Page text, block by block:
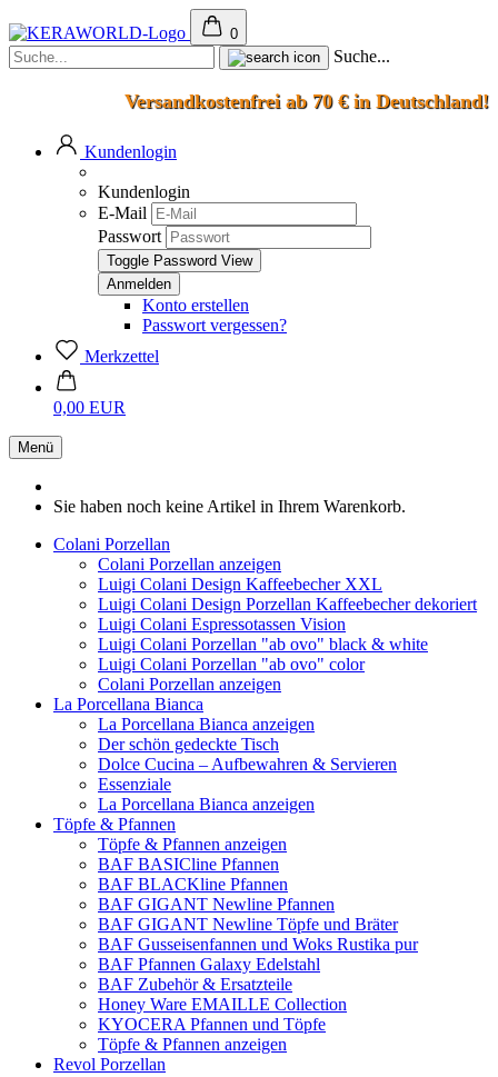
0
Suche...
Versandkostenfrei ab 70 € in Deutschland!
Kundenlogin
Kundenlogin
E-Mail
Passwort
Toggle Password View
Konto erstellen
Passwort vergessen?
Merkzettel
0,00 EUR
Menü
Sie haben noch keine Artikel in Ihrem Warenkorb.
Colani Porzellan
Colani Porzellan anzeigen
Luigi Colani Design Kaffeebecher XXL
Luigi Colani Design Porzellan Kaffeebecher dekoriert
Luigi Colani Espressotassen Vision
Luigi Colani Porzellan "ab ovo" black & white
Luigi Colani Porzellan "ab ovo" color
Colani Porzellan anzeigen
La Porcellana Bianca
La Porcellana Bianca anzeigen
Der schön gedeckte Tisch
Dolce Cucina – Aufbewahren & Servieren
Essenziale
La Porcellana Bianca anzeigen
Töpfe & Pfannen
Töpfe & Pfannen anzeigen
BAF BASICline Pfannen
BAF BLACKline Pfannen
BAF GIGANT Newline Pfannen
BAF GIGANT Newline Töpfe und Bräter
BAF Gusseisenfannen und Woks Rustika pur
BAF Pfannen Galaxy Edelstahl
BAF Zubehör & Ersatzteile
Honey Ware EMAILLE Collection
KYOCERA Pfannen und Töpfe
Töpfe & Pfannen anzeigen
Revol Porzellan